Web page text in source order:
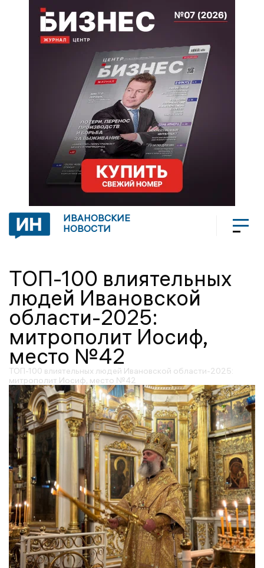
ИВАНОВСКИЕ
НОВОСТИ
ТОП-100 влиятельных
людей Ивановской
области-2025:
митрополит Иосиф,
место №42
ТОП-100 влиятельных людей Ивановской области-2025:
митрополит Иосиф, место №42